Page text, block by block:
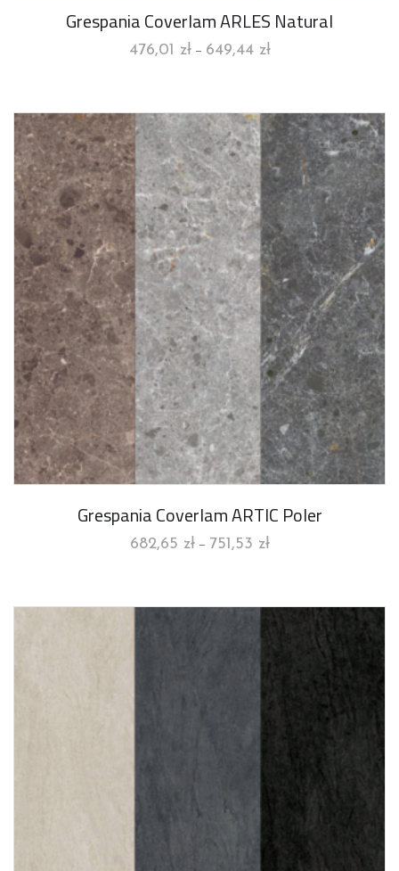
Grespania Coverlam ARLES Natural
476,01 zł – 649,44 zł
Grespania Coverlam ARTIC Poler
682,65 zł – 751,53 zł